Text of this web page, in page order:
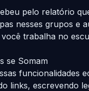
pelo relatório
nesses grupos e
você trabalha no
se Somam
funcionalidades
links, escrevendo